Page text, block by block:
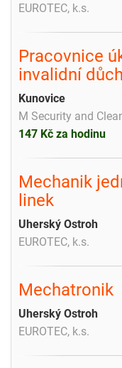
EUROTEC, k.s.
Pracovnice
invalidní
Kunovice
M Security and
147 Kč za hodinu
Mechanik
linek
Uherský Ostroh
EUROTEC, k.s.
Mechatronik
Uherský Ostroh
EUROTEC, k.s.